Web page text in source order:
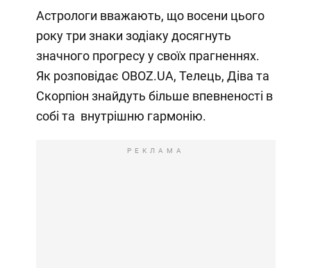
Астрологи вважають, що восени цього
року три знаки зодіаку досягнуть
значного прогресу у своїх прагненнях.
Як розповідає OBOZ.UA, Телець, Діва та
Скорпіон знайдуть більше впевненості в
собі та внутрішню гармонію.
РЕКЛАМА